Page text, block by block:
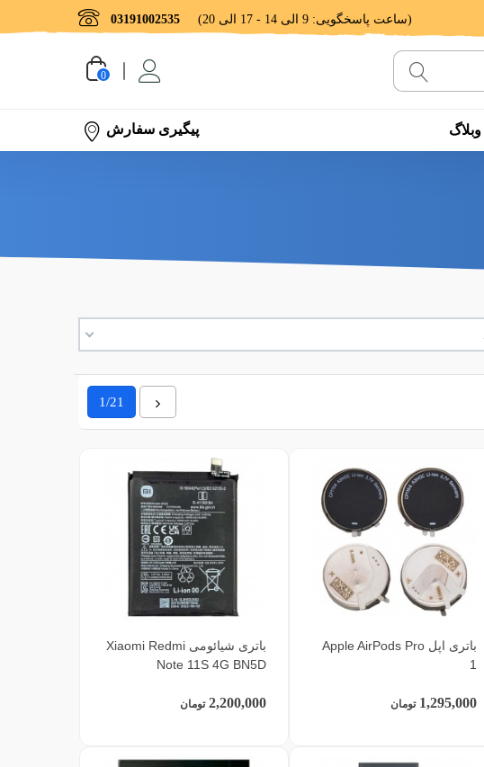
03191002535 (ساعت پاسخگویی: 9 الی 14 - 17 الی 20)
0
وبلاگ پیگیری سفارش
1/21
باتری اپل Apple AirPods Pro
1
1,295,000 تومان
باتری شیائومی Xiaomi Redmi
Note 11S 4G BN5D
2,200,000 تومان